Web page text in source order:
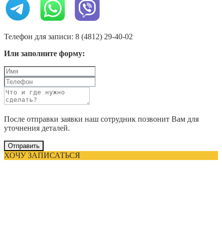
Телефон для записи: 8 (4812) 29-40-02
Или заполните форму:
После отправки заявки наш сотрудник позвонит Вам для
уточнения деталей.
Отправить
ХОЧУ ЗАПИСАТЬСЯ